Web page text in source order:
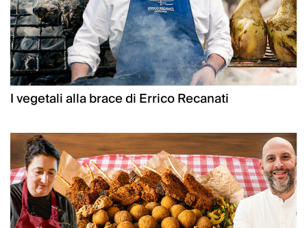
I vegetali alla brace di Errico Recanati